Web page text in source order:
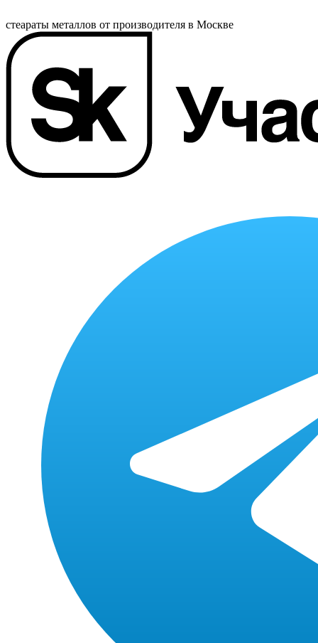
стеараты металлов от производителя в Москве